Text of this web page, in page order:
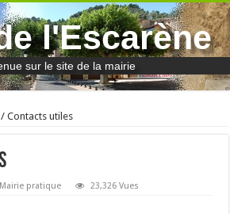
l'Escarène
sur le site de la mairie
/ Contacts utiles
Mairie pratique 23,326 Vues